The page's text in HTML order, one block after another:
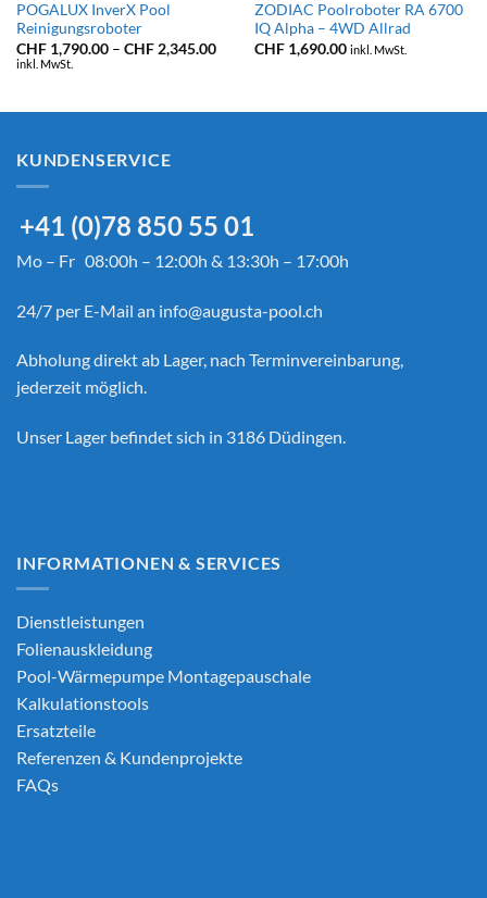
POGALUX InverX Pool
Reinigungsroboter
CHF1,790.00 – CHF2,345.00Preisspanne:
CHF 1,790.00
inkl. MwSt.
ZODIAC Poolroboter RA 6700
IQ Alpha – 4WD Allrad
CHF1,690.00 inkl. MwSt.
KUNDENSERVICE
+41 (0)78 850 55 01
Mo – Fr 08:00h – 12:00h & 13:30h – 17:00h
24/7 per E-Mail an info@augusta-pool.ch
Abholung direkt ab Lager, nach Terminvereinbarung,
jederzeit möglich.
Unser Lager befindet sich in 3186 Düdingen.
INFORMATIONEN & SERVICES
Dienstleistungen
Folienauskleidung
Pool-Wärmepumpe Montagepauschale
Kalkulationstools
Ersatzteile
Referenzen & Kundenprojekte
FAQs